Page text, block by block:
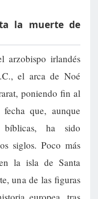
la muerte de
arzobispo irlandés
el arca de Noé
poniendo fin al
que, aunque
bíblicas, ha sido
siglos. Poco más
la isla de Santa
una de las figuras